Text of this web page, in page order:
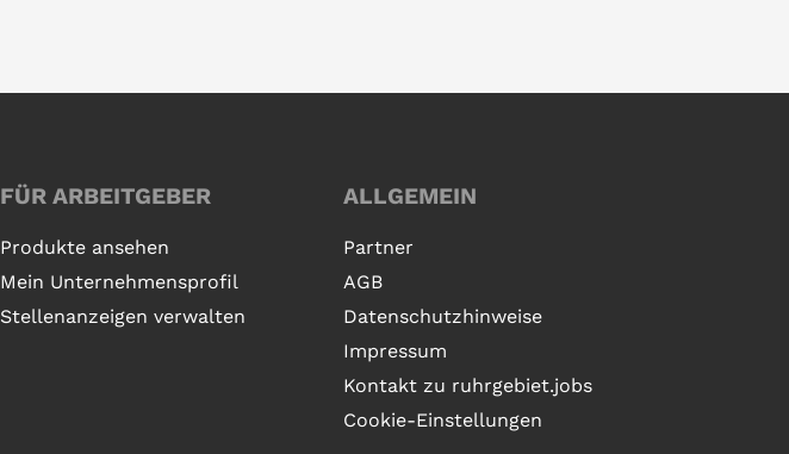
FÜR ARBEITGEBER
Produkte ansehen
Mein Unternehmensprofil
Stellenanzeigen verwalten
ALLGEMEIN
Partner
AGB
Datenschutzhinweise
Impressum
Kontakt zu ruhrgebiet.jobs
Cookie-Einstellungen